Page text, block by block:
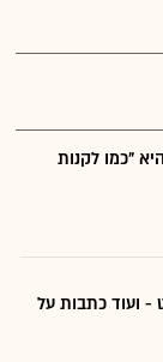
"כמו לקנות
- ועוד כתבות על